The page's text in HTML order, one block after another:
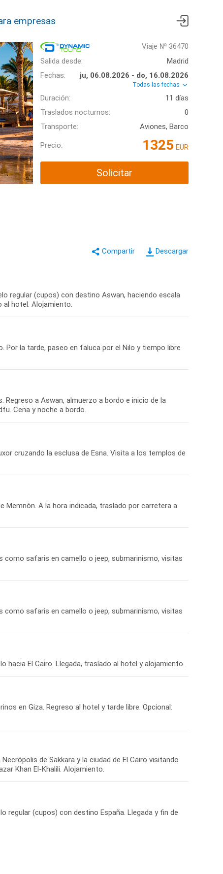
empresas
Viaje № 36470
Salida desde:
Madrid
Fechas:
ju, 06.08.2026 - do, 16.08.2026
Todas las fechas
Duración:
11 días
Traslados nocturnos:
0
Transporte:
Aviones, Barco
Precio: 1325 EUR
Solicitar
Descargar
regular (cupos) con destino Aswan, haciendo escala
al hotel. Alojamiento.
Por la tarde, paseo en faluca por el Nilo y tiempo libre
Regreso a Aswan, almuerzo a bordo e inicio de la
Cena y noche a bordo.
cruzando la esclusa de Esna. Visita a los templos de
Memnón. A la hora indicada, traslado por carretera a
como safaris en camello o jeep, submarinismo, visitas
como safaris en camello o jeep, submarinismo, visitas
hacia El Cairo. Llegada, traslado al hotel y alojamiento.
en Giza. Regreso al hotel y tarde libre. Opcional:
de Sakkara y la ciudad de El Cairo visitando
Khan El-Khalili. Alojamiento.
regular (cupos) con destino España. Llegada y fin de